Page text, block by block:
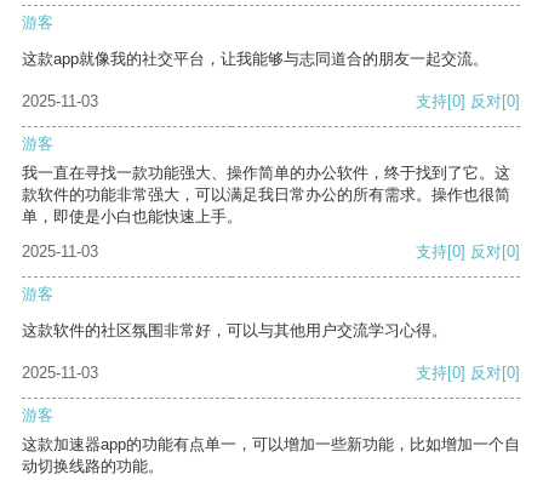
游客
这款app就像我的社交平台，让我能够与志同道合的朋友一起交流。
2025-11-03 支持[0] 反对[0]
游客
我一直在寻找一款功能强大、操作简单的办公软件，终于找到了它。这
款软件的功能非常强大，可以满足我日常办公的所有需求。操作也很简
单，即使是小白也能快速上手。
2025-11-03
支持[0] 反对[0]
游客
这款软件的社区氛围非常好，可以与其他用户交流学习心得。
2025-11-03 支持[0] 反对[0]
游客
这款加速器app的功能有点单一，可以增加一些新功能，比如增加一个自
动切换线路的功能。